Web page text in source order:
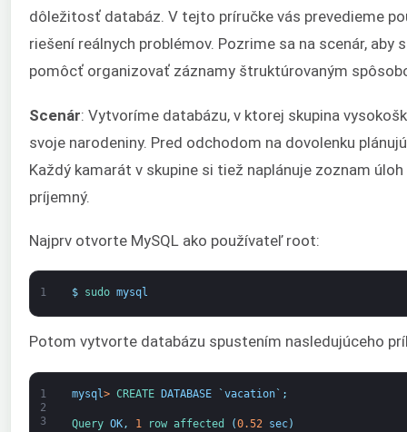
dôležitosť databáz. V tejto príručke vás prevedieme
riešení reálnych problémov. Pozrime sa na scenár, aby
pomôcť organizovať záznamy štruktúrovaným
Scenár: Vytvoríme databázu, v ktorej skupina
svoje narodeniny. Pred odchodom na dovolenku
Každý kamarát v skupine si tiež naplánuje zoznam
príjemný.
Najprv otvorte MySQL ako používateľ root:
1 $ sudo mysql
Potom vytvorte databázu spustením nasledujúceho
1
2
3
mysql> CREATE DATABASE `vacation` ;
Query OK, 1 row affected (0.52 sec)